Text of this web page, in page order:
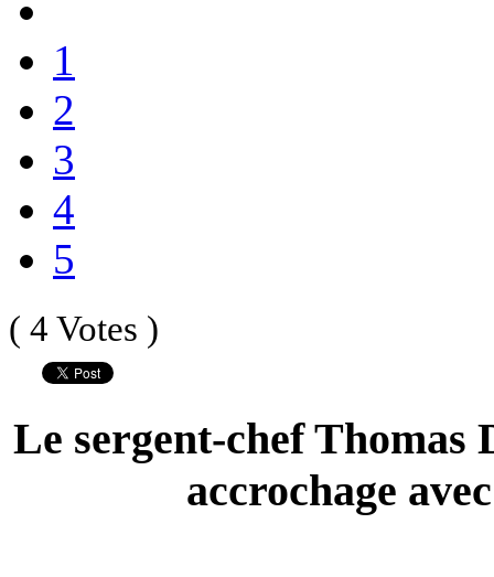
1
2
3
4
5
( 4 Votes )
Le sergent-chef Thomas
accrochage